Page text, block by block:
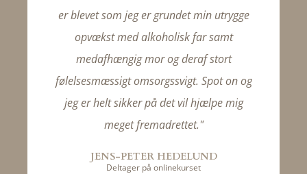
er blevet som jeg er grundet min utrygge
opvækst med alkoholisk far samt
medafhængig mor og deraf stort
følelsesmæssigt omsorgssvigt. Spot on og
jeg er helt sikker på det vil hjælpe mig
meget fremadrettet."
JENS-PETER HEDELUND
Deltager på onlinekurset